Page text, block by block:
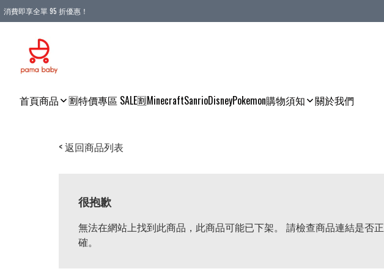
消費即享全單 95 折優惠！
首頁商品 🈹特價專區 SALE🈹MinecraftSanrioDisneyPokemon購物須知 關於我們
< 返回商品列表
很抱歉
無法在網站上找到此商品，此商品可能已下架。 請檢查商品連結是否正
確。